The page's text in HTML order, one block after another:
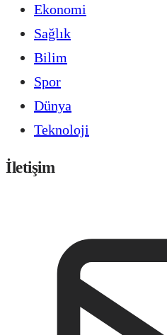
Ekonomi
Sağlık
Bilim
Spor
Dünya
Teknoloji
İletişim